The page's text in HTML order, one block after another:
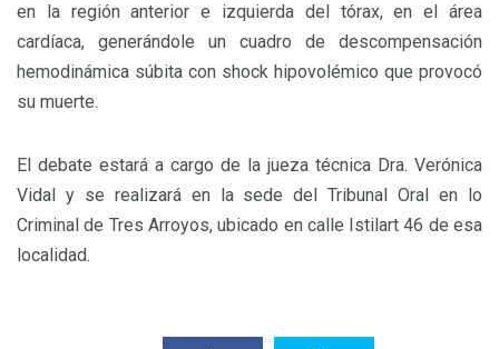
en la región anterior e izquierda del tórax, en el área
cardíaca, generándole un cuadro de descompensación
hemodinámica súbita con shock hipovolémico que provocó
su muerte.
El debate estará a cargo de la jueza técnica Dra. Verónica
Vidal y se realizará en la sede del Tribunal Oral en lo
Criminal de Tres Arroyos, ubicado en calle Istilart 46 de esa
localidad.